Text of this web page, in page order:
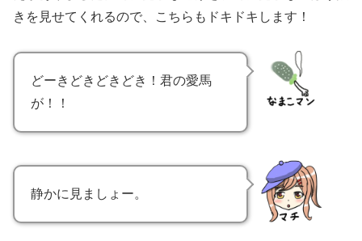
きを見せてくれるので、こちらもドキドキします！
どーきどきどきどき！君の愛馬
が！！
静かに見ましょー。